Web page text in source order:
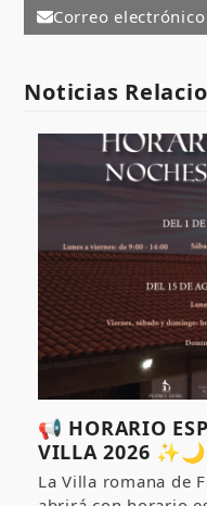
Correo electrónico
Noticias
📢 HORARIO
VILLA 2026 ✨🌙
La Villa romana de